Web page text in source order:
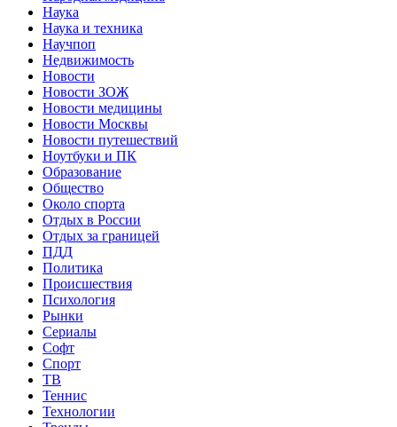
Наука
Наука и техника
Научпоп
Недвижимость
Новости
Новости ЗОЖ
Новости медицины
Новости Москвы
Новости путешествий
Ноутбуки и ПК
Образование
Общество
Около спорта
Отдых в России
Отдых за границей
ПДД
Политика
Происшествия
Психология
Рынки
Сериалы
Софт
Спорт
ТВ
Теннис
Технологии